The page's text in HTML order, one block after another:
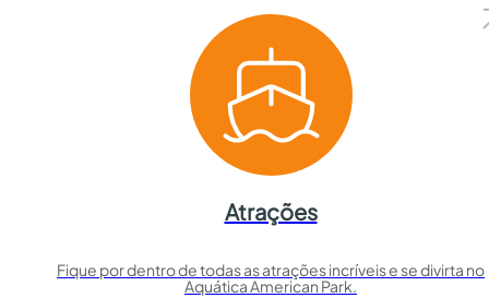
Atrações
Fique por dentro de todas as atrações incríveis e se divirta no
Aquática American Park.